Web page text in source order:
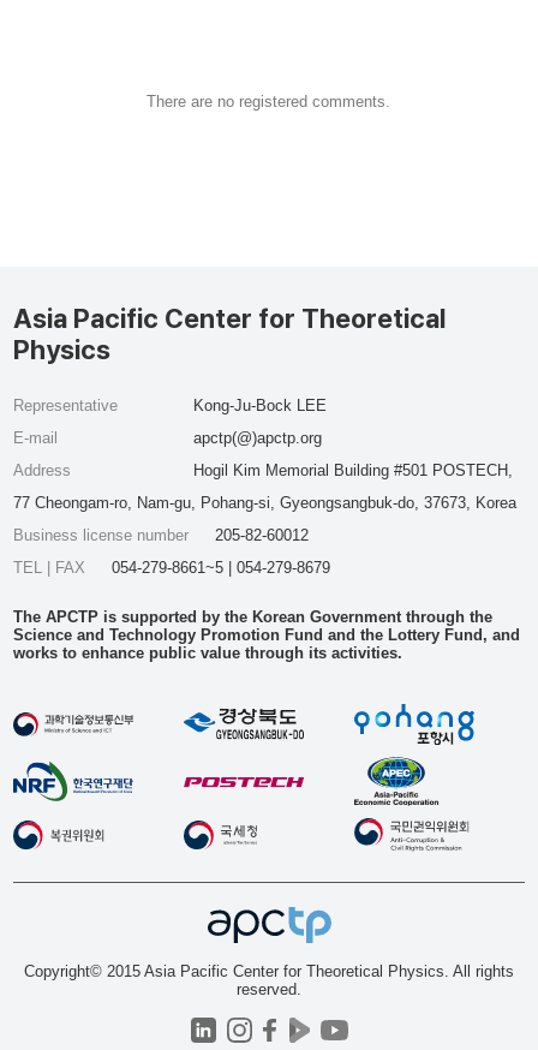
There are no registered comments.
Asia Pacific Center for Theoretical
Physics
Representative
Kong-Ju-Bock LEE
E-mail
apctp(@)apctp.org
Address
Hogil Kim Memorial Building #501 POSTECH,
77 Cheongam-ro, Nam-gu, Pohang-si, Gyeongsangbuk-do, 37673, Korea
Business license number
205-82-60012
TEL | FAX
054-279-8661~5 | 054-279-8679
The APCTP is supported by the Korean Government through the
Science and Technology Promotion Fund and the Lottery Fund, and
works to enhance public value through its activities.
Copyright© 2015 Asia Pacific Center for Theoretical Physics. All rights
reserved.